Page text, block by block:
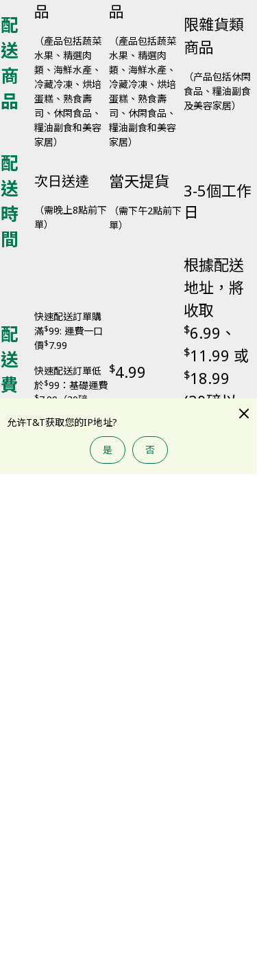
配
送
商
品
品
（產品包括蔬菜
水果、精選肉
類、海鮮水產、
冷藏冷凍、烘培
蛋糕、熟食壽
司、休閑食品、
糧油副食和美容
家居）
品
（產品包括蔬菜
水果、精選肉
類、海鮮水產、
冷藏冷凍、烘培
蛋糕、熟食壽
司、休閑食品、
糧油副食和美容
家居）
限雜貨類
商品
（产品包括休閑
食品、糧油副食
及美容家居）
配
送
時
間
次日送達
（需晚上8點前下
單）
當天提貨
（需下午2點前下
單）
3-5個工作
日
配
送
費
快速配送訂單購
滿$99: 運費一口
價$7.99
快速配送訂單低
於$99：基礎運費
$7.99（30磅
加收$0.25
$4.99
根據配送
地址，將
收取
$6.99、
$11.99 或
$18.99
(20磅以
收取$0.5
允许T&T获取您的IP地址?
是 否